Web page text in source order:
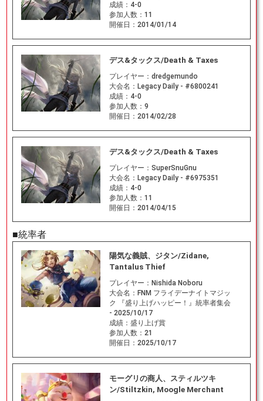
成績： 4-0
参加人数： 11
開催日： 2014/01/14
デス&タックス/Death & Taxes
プレイヤー： dredgemundo
大会名： Legacy Daily - #6800241
成績： 4-0
参加人数： 9
開催日： 2014/02/28
デス&タックス/Death & Taxes
プレイヤー： SuperSnuGnu
大会名： Legacy Daily - #6975351
成績： 4-0
参加人数： 11
開催日： 2014/04/15
■統率者
陽気な義賊、ジタン/Zidane,
Tantalus Thief
プレイヤー： Nishida Noboru
大会名： FNM フライデーナイトマジッ
ク 『盛り上げハッピー！』統率者集会
- 2025/10/17
成績： 盛り上げ賞
参加人数： 21
開催日： 2025/10/17
モーグリの商人、スティルツキ
ン/Stiltzkin, Moogle Merchant